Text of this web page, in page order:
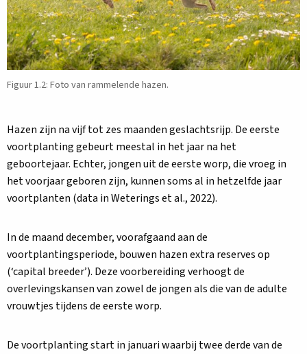
Figuur 1.2: Foto van rammelende hazen.
Hazen zijn na vijf tot zes maanden geslachtsrijp. De eerste
voortplanting gebeurt meestal in het jaar na het
geboortejaar. Echter, jongen uit de eerste worp, die vroeg in
het voorjaar geboren zijn, kunnen soms al in hetzelfde jaar
voortplanten (data in Weterings et al., 2022).
In de maand december, voorafgaand aan de
voortplantingsperiode, bouwen hazen extra reserves op
(‘capital breeder’). Deze voorbereiding verhoogt de
overlevingskansen van zowel de jongen als die van de adulte
vrouwtjes tijdens de eerste worp.
De voortplanting start in januari waarbij twee derde van de